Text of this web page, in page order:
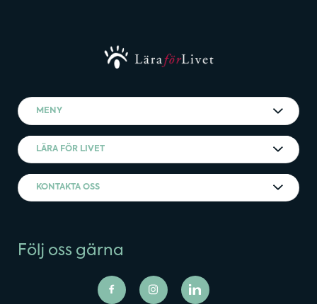
MENY
LÄRA FÖR LIVET
KONTAKTA OSS
Följ oss gärna